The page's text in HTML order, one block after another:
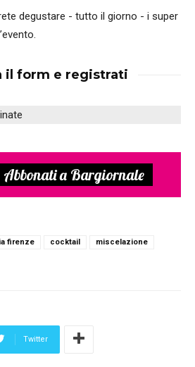
degustare - tutto il giorno - i super
il form e registrati
Abbonati a Bargiornale
firenze cocktail
miscelazione
Twitter